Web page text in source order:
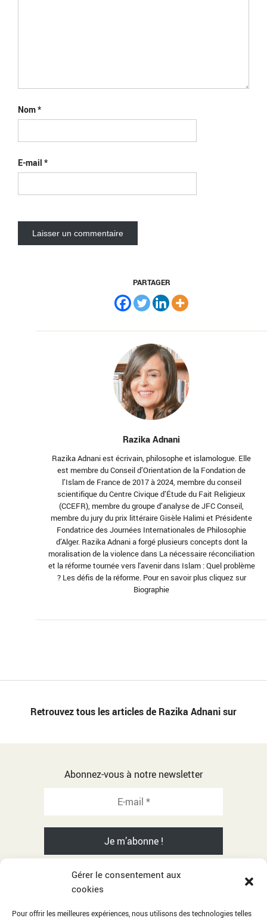
Gérer le consentement aux
cookies
Pour offrir les meilleures expériences, nous utilisons des technologies telles
Nom*
E-mail *
PARTAGER
Razika Adnani
Razika Adnani est écrivain, philosophe et islamologue. Elle
est membre du Conseil d’Orientation de la Fondation de
l’Islam de France de 2017 à 2024, membre du conseil
scientifique du Centre Civique d’Étude du Fait Religieux
(CCEFR), membre du groupe d’analyse de JFC Conseil,
membre du jury du prix littéraire Gisèle Halimi et Présidente
Fondatrice des Journées Internationales de Philosophie
d’Alger. Razika Adnani a forgé plusieurs concepts dont la
moralisation de la violence dans La nécessaire réconciliation
et la réforme tournée vers l'avenir dans Islam : Quel problème
? Les défis de la réforme. Pour en savoir plus cliquez sur
Biographie
Retrouvez tous les articles de Razika Adnani sur
Abonnez-vous à notre newsletter